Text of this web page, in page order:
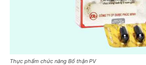
Thực phẩm chức năng Bổ thận PV